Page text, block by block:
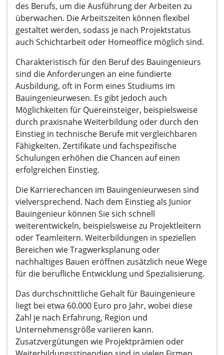
des Berufs, um die Ausführung der Arbeiten zu
überwachen. Die Arbeitszeiten können flexibel
gestaltet werden, sodass je nach Projektstatus
auch Schichtarbeit oder Homeoffice möglich sind.
Charakteristisch für den Beruf des Bauingenieurs
sind die Anforderungen an eine fundierte
Ausbildung, oft in Form eines Studiums im
Bauingenieurwesen. Es gibt jedoch auch
Möglichkeiten für Quereinsteiger, beispielsweise
durch praxisnahe Weiterbildung oder durch den
Einstieg in technische Berufe mit vergleichbaren
Fähigkeiten. Zertifikate und fachspezifische
Schulungen erhöhen die Chancen auf einen
erfolgreichen Einstieg.
Die Karrierechancen im Bauingenieurwesen sind
vielversprechend. Nach dem Einstieg als Junior
Bauingenieur können Sie sich schnell
weiterentwickeln, beispielsweise zu Projektleitern
oder Teamleitern. Weiterbildungen in speziellen
Bereichen wie Tragwerksplanung oder
nachhaltiges Bauen eröffnen zusätzlich neue Wege
für die berufliche Entwicklung und Spezialisierung.
Das durchschnittliche Gehalt für Bauingenieure
liegt bei etwa 60.000 Euro pro Jahr, wobei diese
Zahl je nach Erfahrung, Region und
Unternehmensgröße variieren kann.
Zusatzvergütungen wie Projektprämien oder